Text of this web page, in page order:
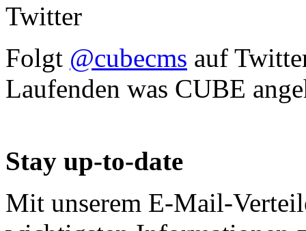
Twitter
Folgt @cubecms auf
Laufenden was CUBE
Stay up-to-date
Mit unserem E-Mail-